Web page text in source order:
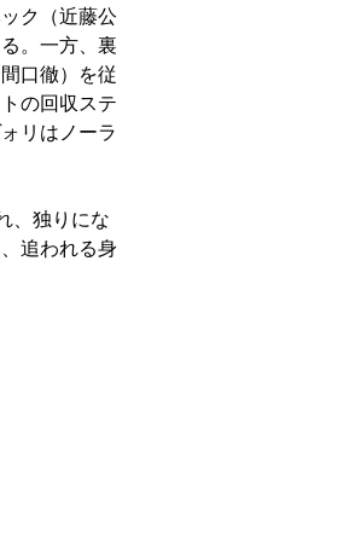
ク（近藤公
。一方、裏
口徹）を従
の回収ステ
リはノーラ
、独りにな
追われる身